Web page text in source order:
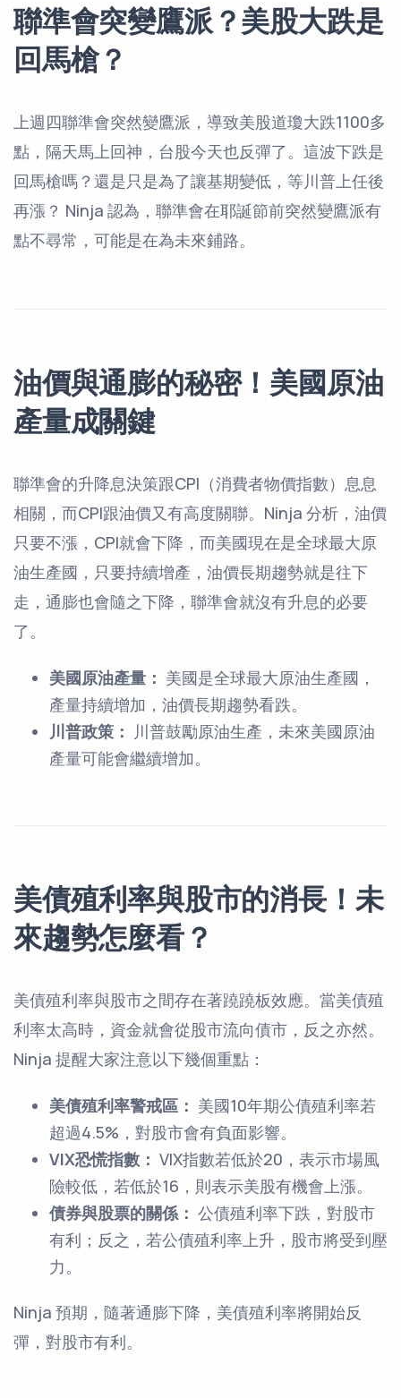
聯準會突變鷹派？美股大跌是
回馬槍？
上週四聯準會突然變鷹派，導致美股道瓊大跌1100多
點，隔天馬上回神，台股今天也反彈了。這波下跌是
回馬槍嗎？還是只是為了讓基期變低，等川普上任後
再漲？ Ninja 認為，聯準會在耶誕節前突然變鷹派有
點不尋常，可能是在為未來鋪路。
油價與通膨的秘密！美國原油
產量成關鍵
聯準會的升降息決策跟CPI（消費者物價指數）息息
相關，而CPI跟油價又有高度關聯。Ninja 分析，油價
只要不漲，CPI就會下降，而美國現在是全球最大原
油生產國，只要持續增產，油價長期趨勢就是往下
走，通膨也會隨之下降，聯準會就沒有升息的必要
了。
美國原油產量： 美國是全球最大原油生產國，
產量持續增加，油價長期趨勢看跌。
川普政策： 川普鼓勵原油生產，未來美國原油
產量可能會繼續增加。
美債殖利率與股市的消長！未
來趨勢怎麼看？
美債殖利率與股市之間存在著蹺蹺板效應。當美債殖
利率太高時，資金就會從股市流向債市，反之亦然。
Ninja 提醒大家注意以下幾個重點：
美債殖利率警戒區： 美國10年期公債殖利率若
超過4.5%，對股市會有負面影響。
VIX恐慌指數： VIX指數若低於20，表示市場風
險較低，若低於16，則表示美股有機會上漲。
債券與股票的關係： 公債殖利率下跌，對股市
有利；反之，若公債殖利率上升，股市將受到壓
力。
Ninja 預期，隨著通膨下降，美債殖利率將開始反
彈，對股市有利。